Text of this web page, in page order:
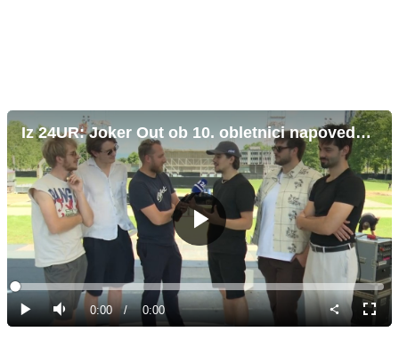
Iz 24UR: Joker Out ob 10. obletnici napovedujejo karnevalski spektakel
Predvajaj
PredvajajTiho Current
0:00 / Duration
0:00
Loaded:
0%
način